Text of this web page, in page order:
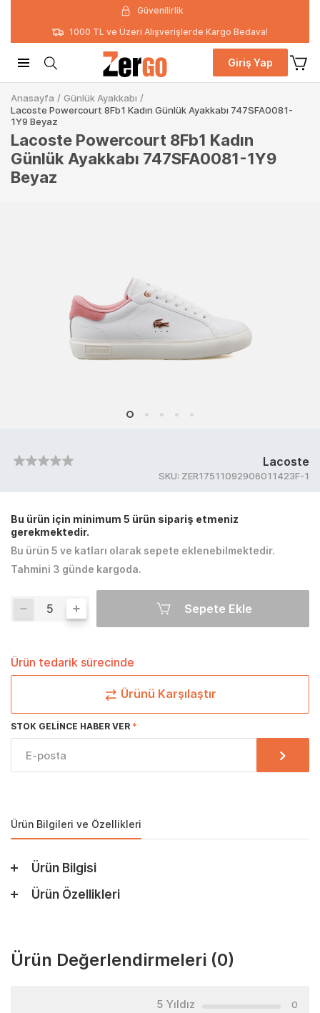
Güvenilirlik
1000 TL ve Üzeri Alışverişlerde Kargo Bedava!
Giriş Yap
Anasayfa / Günlük Ayakkabı /
Lacoste Powercourt 8Fb1 Kadın Günlük Ayakkabı 747SFA0081-
1Y9 Beyaz
Lacoste Powercourt 8Fb1 Kadın
Günlük Ayakkabı 747SFA0081-1Y9
Beyaz
Lacoste
SKU: ZER17511092906011423F-1
Bu ürün için minimum 5 ürün sipariş etmeniz
gerekmektedir.
Bu ürün 5 ve katları olarak sepete eklenebilmektedir.
Tahmini 3 günde kargoda.
Sepete Ekle
Ürün tedarik sürecinde
Ürünü Karşılaştır
STOK GELINCE HABER VER
Ürün Bilgileri ve Özellikleri
Ürün Bilgisi
Ürün Özellikleri
Ürün Değerlendirmeleri (0)
5 Yıldız 0